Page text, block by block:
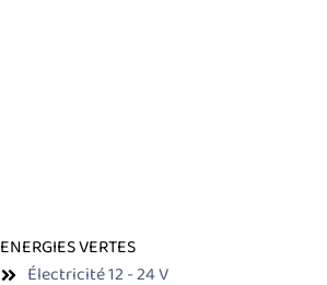
ENERGIES VERTES
Électricité 12 - 24 V